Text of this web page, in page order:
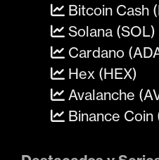
Bitcoin Cash
Solana (SOL)
Cardano
Hex (HEX)
Avalanche
Binance Coin